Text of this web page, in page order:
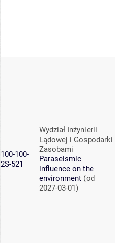
100-100-
2S-521
Wydział Inżynierii
Lądowej i Gospodarki
Zasobami
Paraseismic
influence on the
environment (od
2027-03-01)